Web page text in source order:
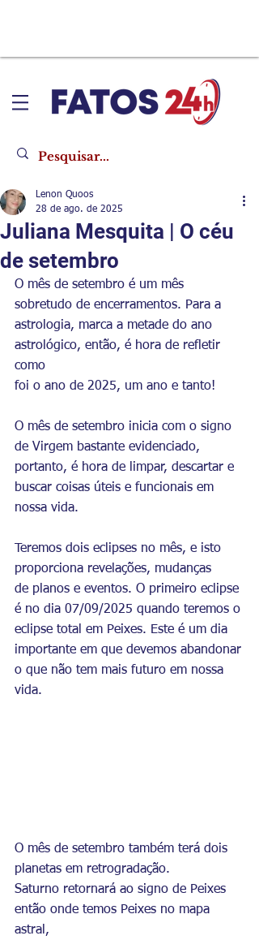
Juliana Mesquita | O céu
de setembro
Lenon Quoos
28 de ago. de 2025
O mês de setembro é um mês
sobretudo de encerramentos. Para a
astrologia, marca a metade do ano
astrológico, então, é hora de refletir
como
foi o ano de 2025, um ano e tanto!
O mês de setembro inicia com o signo
de Virgem bastante evidenciado,
portanto, é hora de limpar, descartar e
buscar coisas úteis e funcionais em
nossa vida.
Teremos dois eclipses no mês, e isto
proporciona revelações, mudanças
de planos e eventos. O primeiro eclipse
é no dia 07/09/2025 quando teremos o
eclipse total em Peixes. Este é um dia
importante em que devemos abandonar
o que não tem mais futuro em nossa
vida.
O mês de setembro também terá dois
planetas em retrogradação.
Saturno retornará ao signo de Peixes
então onde temos Peixes no mapa
astral,